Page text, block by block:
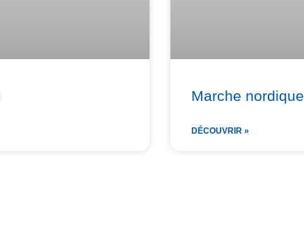
Marche nordique
DÉCOUVRIR »